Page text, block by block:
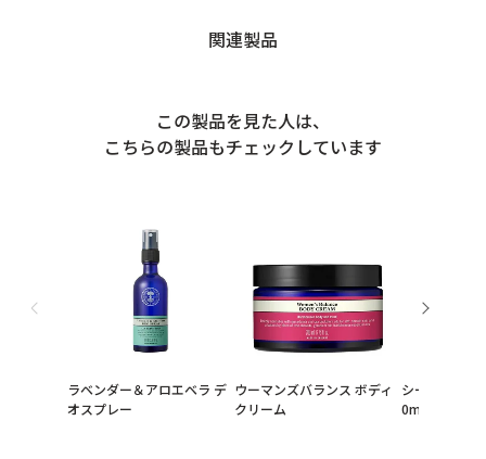
関連製品
この製品を見た人は、
こちらの製品もチェックしています
ラベンダー＆アロエベラ デ
オスプレー
ウーマンズバランス ボディ
クリーム
シーウィード
0mL